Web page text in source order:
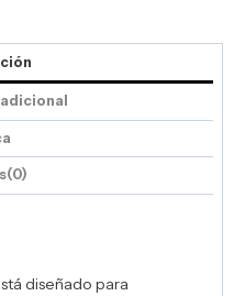
diseñado para